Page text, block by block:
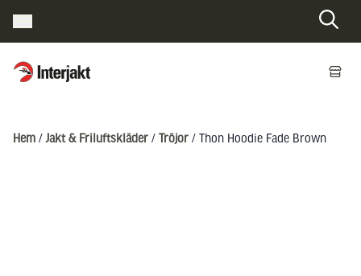
Interjakt SE
Hem / Jakt & Friluftskläder / Tröjor / Thon Hoodie Fade Brown